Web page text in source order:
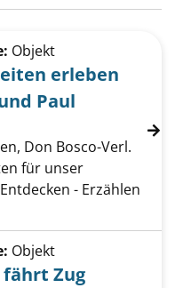
Die Jahreszeiten
Objekt
erleben
Paul
Verfasser
Don Bosco-Verl.
für unser
- Erzählen
Dr. Brumm fährt Zug
Objekt
Zug